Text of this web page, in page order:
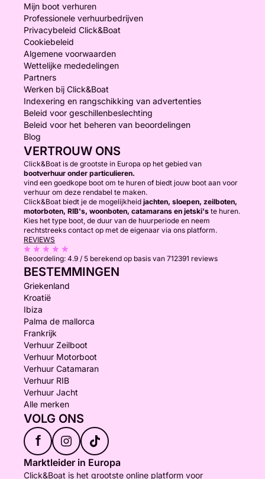
Mijn boot verhuren
Professionele verhuurbedrijven
Privacybeleid Click&Boat
Cookiebeleid
Algemene voorwaarden
Wettelijke mededelingen
Partners
Werken bij Click&Boat
Indexering en rangschikking van advertenties
Beleid voor geschillenbeslechting
Beleid voor het beheren van beoordelingen
Blog
VERTROUW ONS
Click&Boat is de grootste in Europa op het gebied van
bootverhuur onder particulieren.
vind een goedkope boot om te huren of biedt jouw boot aan voor
verhuur om deze rendabel te maken.
Click&Boat biedt je de mogelijkheid jachten, sloepen, zeilboten,
motorboten, RIB's, woonboten, catamarans en jetski's te huren.
Kies het type boot, de duur van de huurperiode en neem
rechtstreeks contact op met de eigenaar via ons platform.
REVIEWS
Beoordeling: 4.9 / 5 berekend op basis van 712391 reviews
BESTEMMINGEN
Griekenland
Kroatië
Ibiza
Palma de mallorca
Frankrijk
Verhuur Zeilboot
Verhuur Motorboot
Verhuur Catamaran
Verhuur RIB
Verhuur Jacht
Alle merken
VOLG ONS
f
Marktleider in Europa
Click&Boat is het grootste online platform voor